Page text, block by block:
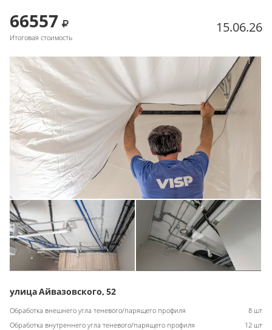
66557
Итоговая стоимость
15.06.26
улица Айвазовского, 52
Обработка внешнего угла теневого/парящего профиля
8 шт
Обработка внутреннего угла теневого/парящего профиля
12 шт